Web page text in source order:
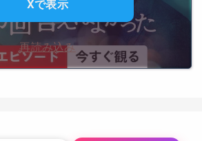
Xで表示
再読み込み